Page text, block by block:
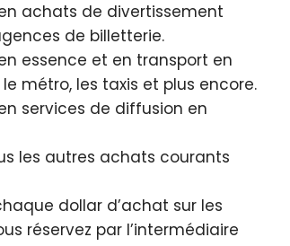
achats de divertissement
de billetterie.
essence et en transport en
métro, les taxis et plus encore.
services de diffusion en
les autres achats courants
dollar d’achat sur les
réservez par l’intermédiaire